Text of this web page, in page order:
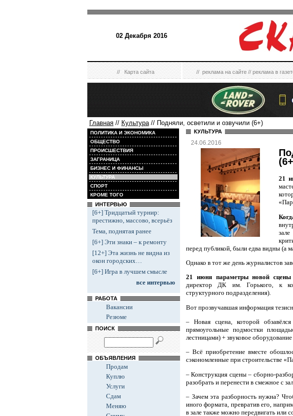
02 Декабря 2016
//Карта сайта //реклама на сайте//реклама в
Главная // Культура// Подняли, осветили и озвучили (6+)
ПОЛИТИКА И ЭКОНОМИКА
ОБЩЕСТВО
ПРОИСШЕСТВИЯ
ЗАГРАНИЦА
БИЗНЕС И ФИНАНСЫ
КУЛЬТУРА
СПОРТ
КРОМЕ ТОГО
ИНТЕРВЬЮ
[6+] Тридцатый турнир:
престижно, массово, всерьёз
Тема, поднятая ранее
[6+] Эти знаки – к ремонту
[12+] Эта жизнь не видна из
окон городских…
[6+] Игра в лучшем смысле
все интервью
РАБОТА
Вакансии
Резюме
ПОИСК
ОБЪЯВЛЕНИЯ
Продам
Куплю
Услуги
Сдам
Меняю
КУЛЬТУРА
24.06.2016
21
перед публикой, были едва видны (а
Однако в тот же день журналистов
21 июня параметры новой сцены
директор ДК им. Горького, к
структурного подразделения).
Вот прозвучавшая информация
– Новая сцена, которой
прямоугольные подмостки
лестницами) + звуковое
– Всё приобретение вместе
сэкономленные при строительстве
– Конструкция сцены – сборно-
разобрать и перенести в смежное с
– Зачем эта разборность нужна?
иного формата, превратив его,
в зале также можно передвигать или